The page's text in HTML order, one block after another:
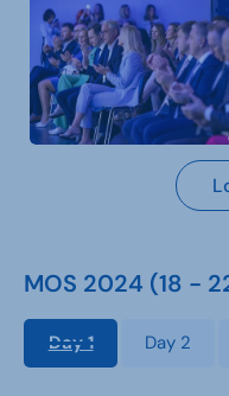
MOS 2024 (18 -
Day 1 Day 2